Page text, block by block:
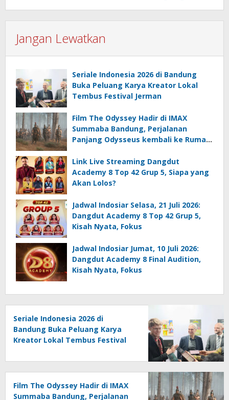
Jangan Lewatkan
Seriale Indonesia 2026 di Bandung
Buka Peluang Karya Kreator Lokal
Tembus Festival Jerman
Film The Odyssey Hadir di IMAX
Summaba Bandung, Perjalanan
Panjang Odysseus kembali ke Rumah
Link Live Streaming Dangdut
Academy 8 Top 42 Grup 5, Siapa yang
Akan Lolos?
Jadwal Indosiar Selasa, 21 Juli 2026:
Dangdut Academy 8 Top 42 Grup 5,
Kisah Nyata, Fokus
Jadwal Indosiar Jumat, 10 Juli 2026:
Dangdut Academy 8 Final Audition,
Kisah Nyata, Fokus
Seriale Indonesia 2026 di
Bandung Buka Peluang Karya
Kreator Lokal Tembus Festival
Film The Odyssey Hadir di IMAX
Summaba Bandung, Perjalanan